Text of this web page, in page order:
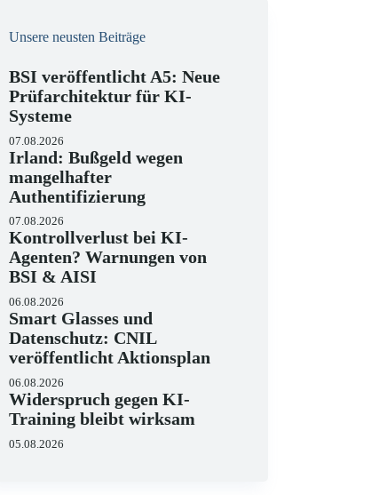
Unsere neusten Beiträge
BSI veröffentlicht A5: Neue
Prüfarchitektur für KI-
Systeme
07.08.2026
Irland: Bußgeld wegen
mangelhafter
Authentifizierung
07.08.2026
Kontrollverlust bei KI-
Agenten? Warnungen von
BSI & AISI
06.08.2026
Smart Glasses und
Datenschutz: CNIL
veröffentlicht Aktionsplan
06.08.2026
Widerspruch gegen KI-
Training bleibt wirksam
05.08.2026